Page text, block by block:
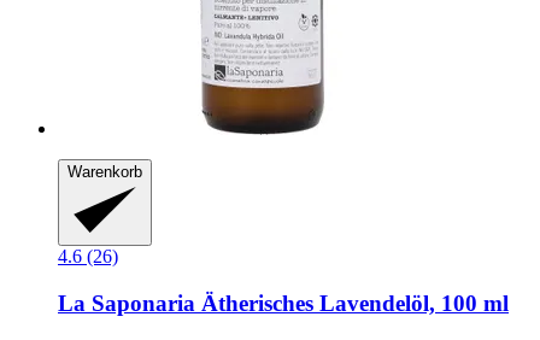
Warenkorb
4.6 (26)
La Saponaria Ätherisches Lavendelöl, 100 ml